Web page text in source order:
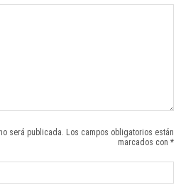
será publicada. Los campos obligatorios están
marcados con *